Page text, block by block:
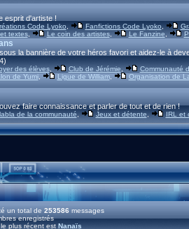
esprit d'artiste !
Code Lyoko, Fanfictions Code Lyoko,
textes, Le coin des artistes, Le Fanzine
la bannière de votre héros favori et aidez-le à
des élèves, Club de Jérémie
Communauté
de Yumi, Ligue de William,
Organisation de
faire connaissance et parler de tout et de rien !
de la communauté, Jeux et détente, IRL et
un total de 253586 messages
enregistrés
plus récent est Nanaïs